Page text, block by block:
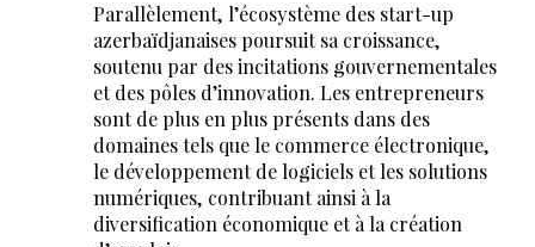
Parallèlement, l’écosystème des start-up
azerbaïdjanaises poursuit sa croissance,
soutenu par des incitations gouvernementales
et des pôles d’innovation. Les entrepreneurs
sont de plus en plus présents dans des
domaines tels que le commerce électronique,
le développement de logiciels et les solutions
numériques, contribuant ainsi à la
diversification économique et à la création